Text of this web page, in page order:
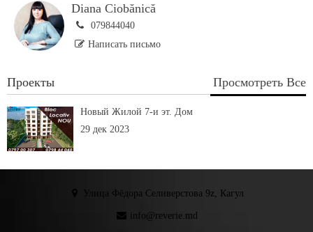
Diana Ciobănică
079844040
Написать письмо
Проекты Просмотреть Все
Новый Жилой 7-и эт. Дом
29 дек 2023
Улица Фёдора Селиверстова 9z, Кагул
info@reverie.md